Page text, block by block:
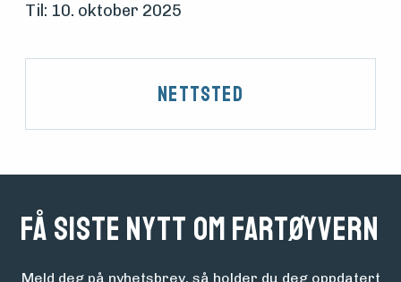
Til: 10. oktober 2025
Nettsted
Få siste nytt om fartøyvern
Meld deg på nyhetsbrev, så holder du deg oppdatert